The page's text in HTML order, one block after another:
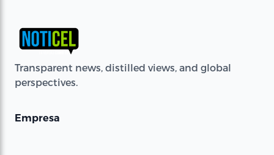
Transparent news, distilled views, and global
perspectives.
Empresa